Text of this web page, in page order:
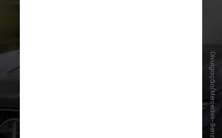
Divulgação/Mercedes-Benz